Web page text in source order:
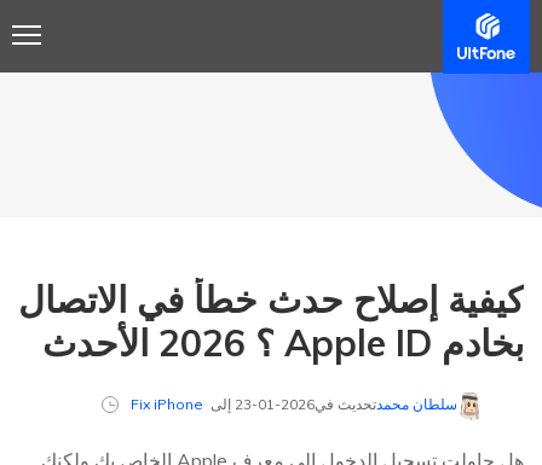
كيفية إصلاح حدث خطأ في الاتصال
بخادم Apple ID ؟ 2026 الأحدث
سلطان محمدتحديث في2026-01-23 إلى Fix iPhone